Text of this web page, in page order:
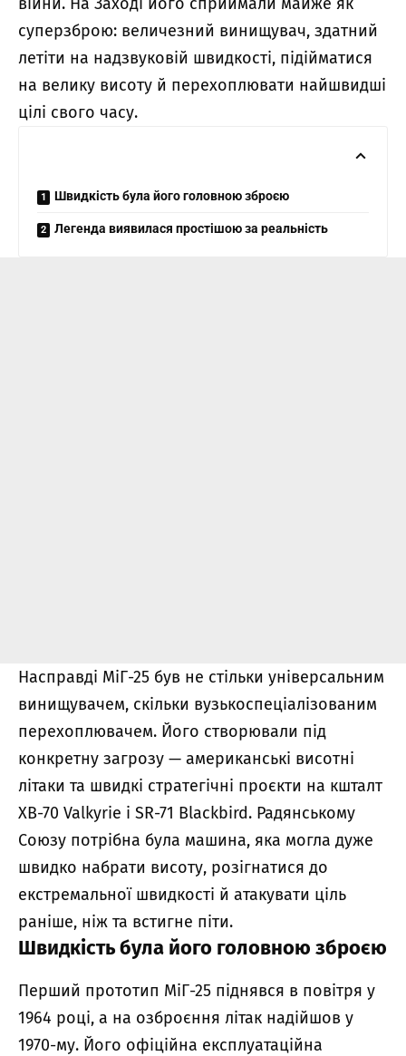
війни. На Заході його сприймали майже як
суперзброю: величезний винищувач, здатний
летіти на надзвуковій швидкості, підійматися
на велику висоту й перехоплювати найшвидші
цілі свого часу.
Швидкість була його головною зброєю
Легенда виявилася простішою за реальність
Насправді МіГ-25 був не стільки універсальним
винищувачем, скільки вузькоспеціалізованим
перехоплювачем. Його створювали під
конкретну загрозу — американські висотні
літаки та швидкі стратегічні проєкти на кшталт
XB-70 Valkyrie і SR-71 Blackbird. Радянському
Союзу потрібна була машина, яка могла дуже
швидко набрати висоту, розігнатися до
екстремальної швидкості й атакувати ціль
раніше, ніж та встигне піти.
Швидкість була його головною зброєю
Перший прототип МіГ-25 піднявся в повітря у
1964 році, а на озброєння літак надійшов у
1970-му. Його офіційна експлуатаційна